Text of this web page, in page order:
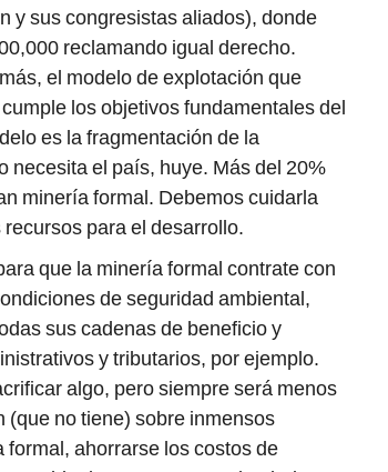
y sus congresistas aliados), donde
reclamando igual derecho.
el modelo de explotación que
los objetivos fundamentales del
es la fragmentación de la
necesita el país, huye. Más del 20%
minería formal. Debemos cuidarla
para el desarrollo.
que la minería formal contrate con
de seguridad ambiental,
sus cadenas de beneficio y
y tributarios, por ejemplo.
algo, pero siempre será menos
(que no tiene) sobre inmensos
ahorrarse los costos de